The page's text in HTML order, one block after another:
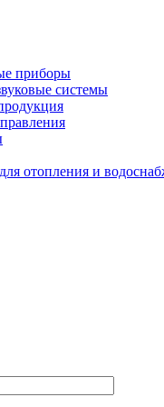
приборы
системы
отопления и